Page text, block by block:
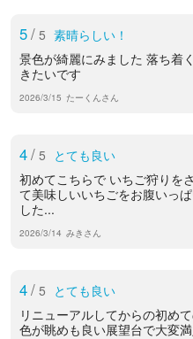
5/ 5 素晴らしい！
景色が綺麗にみました 落ち着
きたいです
2026/3/15 たーくんさん
4/ 5 とても良い
初めてこちらで いちご狩りを
て美味しいいちごをお腹いっ
した...
2026/3/14 みきさん
4/ 5 とても良い
リニューアルしてからの初め
色が眺めも良い展望台で大変満